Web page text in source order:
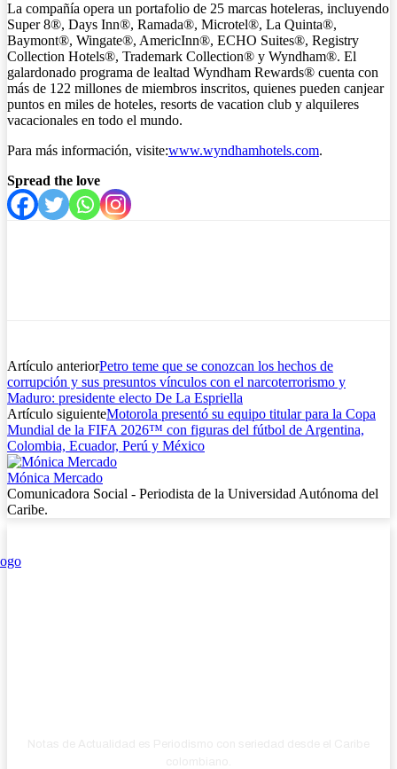
La compañía opera un portafolio de 25 marcas hoteleras, incluyendo
Super 8®, Days Inn®, Ramada®, Microtel®, La Quinta®,
Baymont®, Wingate®, AmericInn®, ECHO Suites®, Registry
Collection Hotels®, Trademark Collection® y Wyndham®. El
galardonado programa de lealtad Wyndham Rewards® cuenta con
más de 122 millones de miembros inscritos, quienes pueden canjear
puntos en miles de hoteles, resorts de vacation club y alquileres
vacacionales en todo el mundo.
Para más información, visite:www.wyndhamhotels.com.
Spread the love
Artículo anteriorPetro teme que se conozcan los hechos de
corrupción y sus presuntos vínculos con el narcoterrorismo y
Maduro: presidente electo De La Espriella
Artículo siguienteMotorola presentó su equipo titular para la Copa
Mundial de la FIFA 2026™ con figuras del fútbol de Argentina,
Colombia, Ecuador, Perú y México
Mónica Mercado
Comunicadora Social - Periodista de la Universidad Autónoma del
Caribe.